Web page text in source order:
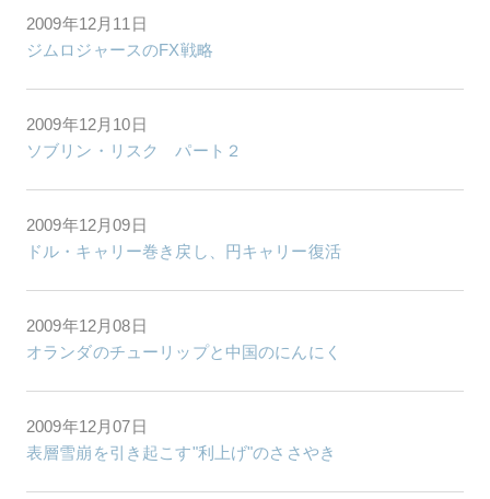
2009年12月11日
ジムロジャースのFX戦略
2009年12月10日
ソブリン・リスク パート２
2009年12月09日
ドル・キャリー巻き戻し、円キャリー復活
2009年12月08日
オランダのチューリップと中国のにんにく
2009年12月07日
表層雪崩を引き起こす"利上げ"のささやき